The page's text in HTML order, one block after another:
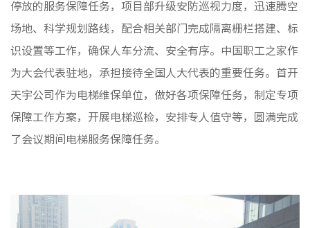
停放的服务保障任务，项目部升级安防巡视力度，迅速腾空
场地、科学规划路线，配合相关部门完成隔离栅栏搭建、标
识设置等工作，确保人车分流、安全有序。中国职工之家作
为大会代表驻地，承担接待全国人大代表的重要任务。首开
天宇公司作为电梯维保单位，做好各项保障任务，制定专项
保障工作方案，开展电梯巡检，安排专人值守等，圆满完成
了会议期间电梯服务保障任务。